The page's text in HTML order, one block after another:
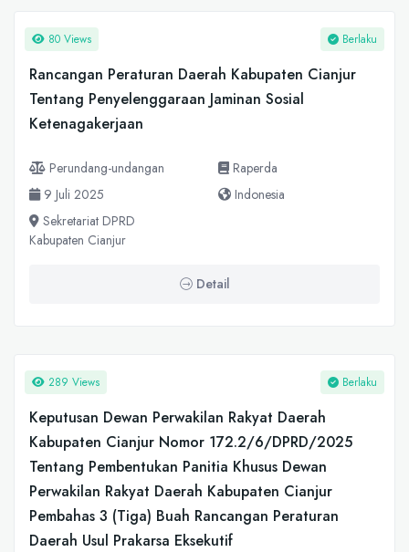
80 Views Berlaku
Rancangan Peraturan Daerah Kabupaten Cianjur
Tentang Penyelenggaraan Jaminan Sosial
Ketenagakerjaan
Perundang-undangan
Raperda
9 Juli 2025
Indonesia
Sekretariat DPRD
Kabupaten Cianjur
Detail
289 Views Berlaku
Keputusan Dewan Perwakilan Rakyat Daerah
Kabupaten Cianjur Nomor 172.2/6/DPRD/2025
Tentang Pembentukan Panitia Khusus Dewan
Perwakilan Rakyat Daerah Kabupaten Cianjur
Pembahas 3 (Tiga) Buah Rancangan Peraturan
Daerah Usul Prakarsa Eksekutif